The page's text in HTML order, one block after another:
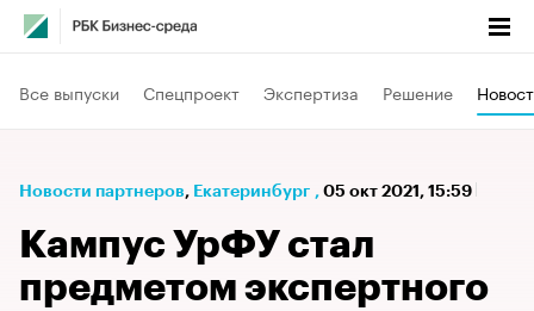
Все выпуски Спецпроект Экспертиза Решение
Новости партнеров⁠, Екатеринбург , 05 окт 2021, 15:59
Кампус УрФУ стал
предметом экспертного